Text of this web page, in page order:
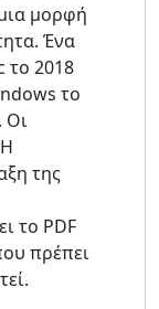
μορφή
Ένα
το 2018
το
Οι
της
το PDF
πρέπει